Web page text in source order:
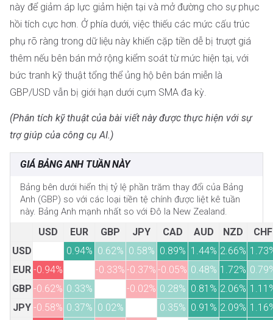
này để giảm áp lực giảm hiện tại và mở đường cho sự phục
hồi tích cực hơn. Ở phía dưới, việc thiếu các mức cấu trúc
phụ rõ ràng trong dữ liệu này khiến cặp tiền dễ bị trượt giá
thêm nếu bên bán mở rộng kiểm soát từ mức hiện tại, với
bức tranh kỹ thuật tổng thể ủng hộ bên bán miễn là
GBP/USD vẫn bị giới hạn dưới cụm SMA đa kỳ.
(Phân tích kỹ thuật của bài viết này được thực hiện với sự
trợ giúp của công cụ AI.)
GIÁ BẢNG ANH TUẦN NÀY
Bảng bên dưới hiển thị tỷ lệ phần trăm thay đổi của Bảng
Anh (GBP) so với các loại tiền tệ chính được liệt kê tuần
này. Bảng Anh mạnh nhất so với Đô la New Zealand.
USD EUR GBP JPY CAD AUD NZD
CHF
USD
0.94% 0.62% 0.58% 0.89% 1.44% 2.66%
EUR -0.94% -0.33% -0.37% -0.05% 0.48% 1.72%
GBP -0.62% 0.33% -0.02% 0.28% 0.81% 2.06%
JPY -0.58% 0.37% 0.02% 0.35% 0.91% 2.09%